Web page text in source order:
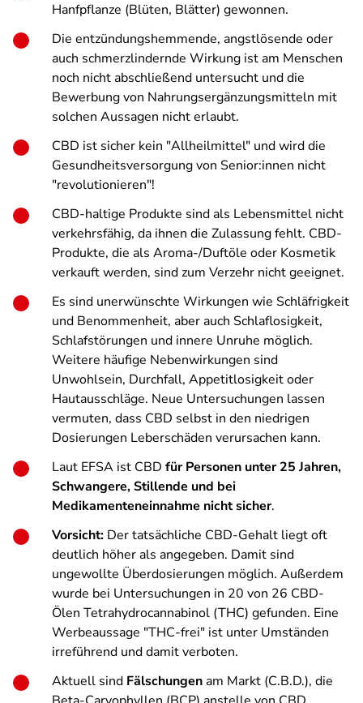
Hanfpflanze (Blüten, Blätter) gewonnen.
Die entzündungshemmende, angstlösende oder
auch schmerzlindernde Wirkung ist am Menschen
noch nicht abschließend untersucht und die
Bewerbung von Nahrungsergänzungsmitteln mit
solchen Aussagen nicht erlaubt.
CBD ist sicher kein "Allheilmittel" und wird die
Gesundheitsversorgung von Senior:innen nicht
"revolutionieren"!
CBD-haltige Produkte sind als Lebensmittel nicht
verkehrsfähig, da ihnen die Zulassung fehlt. CBD-
Produkte, die als Aroma-/Duftöle oder Kosmetik
verkauft werden, sind zum Verzehr nicht geeignet.
Es sind unerwünschte Wirkungen wie Schläfrigkeit
und Benommenheit, aber auch Schlaflosigkeit,
Schlafstörungen und innere Unruhe möglich.
Weitere häufige Nebenwirkungen sind
Unwohlsein, Durchfall, Appetitlosigkeit oder
Hautausschläge. Neue Untersuchungen lassen
vermuten, dass CBD selbst in den niedrigen
Dosierungen Leberschäden verursachen kann.
Laut EFSA ist CBD für Personen unter 25 Jahren,
Schwangere, Stillende und bei
Medikamenteneinnahme nicht sicher.
Vorsicht: Der tatsächliche CBD-Gehalt liegt oft
deutlich höher als angegeben. Damit sind
ungewollte Überdosierungen möglich. Außerdem
wurde bei Untersuchungen in 20 von 26 CBD-
Ölen Tetrahydrocannabinol (THC) gefunden. Eine
Werbeaussage "THC-frei" ist unter Umständen
irreführend und damit verboten.
Aktuell sind Fälschungenam Markt (C.B.D.), die